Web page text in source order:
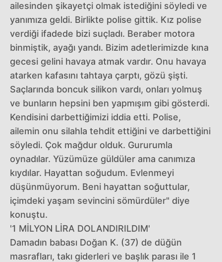
ailesinden şikayetçi olmak istediğini söyledi ve
yanımıza geldi. Birlikte polise gittik. Kız polise
verdiği ifadede bizi suçladı. Beraber motora
binmiştik, ayağı yandı. Bizim adetlerimizde kına
gecesi gelini havaya atmak vardır. Onu havaya
atarken kafasını tahtaya çarptı, gözü şişti.
Saçlarında boncuk silikon vardı, onları yolmuş
ve bunların hepsini ben yapmışım gibi gösterdi.
Kendisini darbettiğimizi iddia etti. Polise,
ailemin onu silahla tehdit ettiğini ve darbettiğini
söyledi. Çok mağdur olduk. Gururumla
oynadılar. Yüzümüze güldüler ama canımıza
kıydılar. Hayattan soğudum. Evlenmeyi
düşünmüyorum. Beni hayattan soğuttular,
içimdeki yaşam sevincini sömürdüler" diye
konuştu.
'1 MİLYON LİRA DOLANDIRILDIM'
Damadın babası Doğan K. (37) de düğün
masrafları, takı giderleri ve başlık parası ile 1